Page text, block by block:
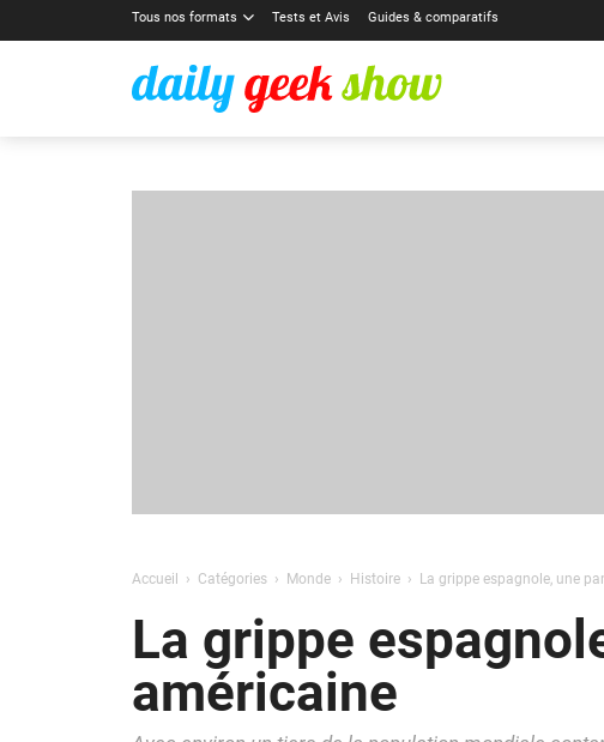
Tous nos formats Tests et Avis Guides & comparatifs
Accueil Catégories Monde Histoire La grippe espagnole, une
La grippe
américaine